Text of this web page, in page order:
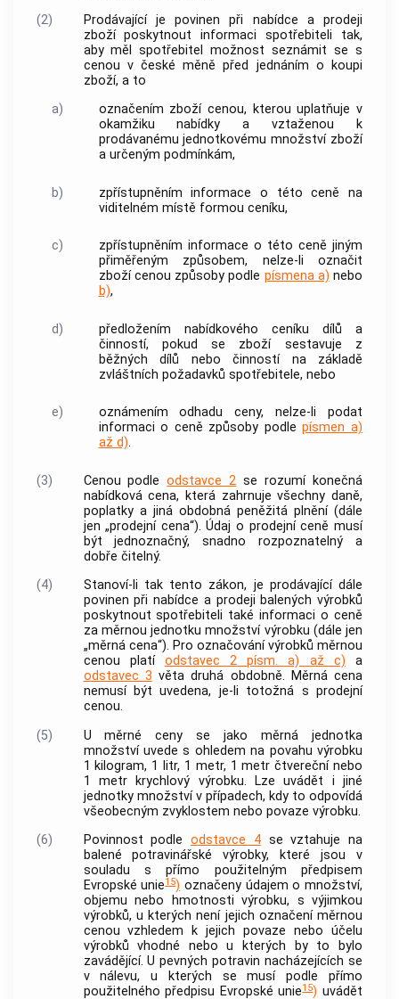
(2)
Prodávající je povinen při nabídce a prodeji
zbožíposkytnout informacispotřebiteli tak,
aby mělspotřebitel
možnost seznámit se s
cenou v české měně před jednáním o koupi
zboží, a to
a)
označením zboží cenou, kterou uplatňuje v
okamžiku nabídky a vztaženou k
prodávanému jednotkovému množství zboží
a určeným podmínkám,
b) zpřístupněním informace o tétoceně na
viditelném místě formou ceníku,
c) zpřístupněním informace o této ceně jiným
přiměřeným způsobem, nelze-li označit
zboží cenou způsoby podle písmena a) nebo
b),
d)
předložením nabídkového ceníku dílů a
činností, pokud se zbožísestavuje z
běžných dílů nebo činností na základě
zvláštních požadavků spotřebitele, nebo
e) oznámením odhaduceny, nelze-li podat
informaci o ceně způsoby podlepísmen a)
až d).
(3) Cenou podleodstavce 2 se rozumí konečná
nabídkovácena, která zahrnuje všechny daně,
poplatky a jiná obdobná peněžitá plnění (dále
jen „prodejní cena“). Údaj o prodejní ceně musí
být jednoznačný, snadno rozpoznatelný a
dobře čitelný.
(4)
Stanoví-li tak tento zákon, je prodávající dále
povinen při nabídce a prodeji balených výrobků
poskytnoutspotřebiteli také informaci oceně
za měrnou jednotku množství výrobku (dále jen
„měrná cena“). Pro označování výrobkůměrnou
cenou platí odstavec 2 písm. a) až c) a
odstavec 3 věta druhá obdobně. Měrná cena
nemusí být uvedena, je-li totožná s prodejní
cenou.
(5)
Uměrné ceny se jako měrná jednotka
množství uvede s ohledem na povahu výrobku
1 kilogram, 1 litr, 1 metr, 1 metr čtvereční nebo
1 metr krychlový výrobku. Lze uvádět i jiné
jednotky množství v případech, kdy to odpovídá
všeobecným zvyklostem nebo povaze výrobku.
(6)
Povinnost podle odstavce 4se vztahuje na
balené potravinářské výrobky, které jsou v
souladu s přímo použitelným předpisem
Evropské unie15) označeny údajem o množství,
objemu nebo hmotnosti výrobku, s výjimkou
výrobků, u kterých není jejich označení měrnou
cenou vzhledem k jejich povaze nebo účelu
výrobků vhodné nebo u kterých by to bylo
zavádějící. U pevných potravin nacházejících se
v nálevu, u kterých se musí podle přímo
použitelného předpisu Evropské unie15) uvádět